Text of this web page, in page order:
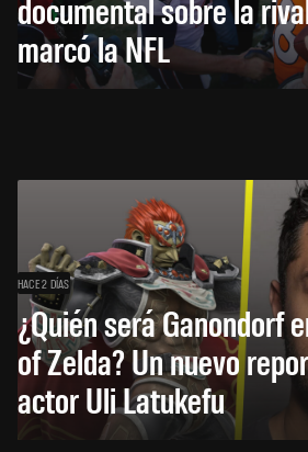
marcó la NFL
HACE 2 DÍAS
¿Quién será Ganondorf
of Zelda? Un nuevo
actor Uli Latukefu